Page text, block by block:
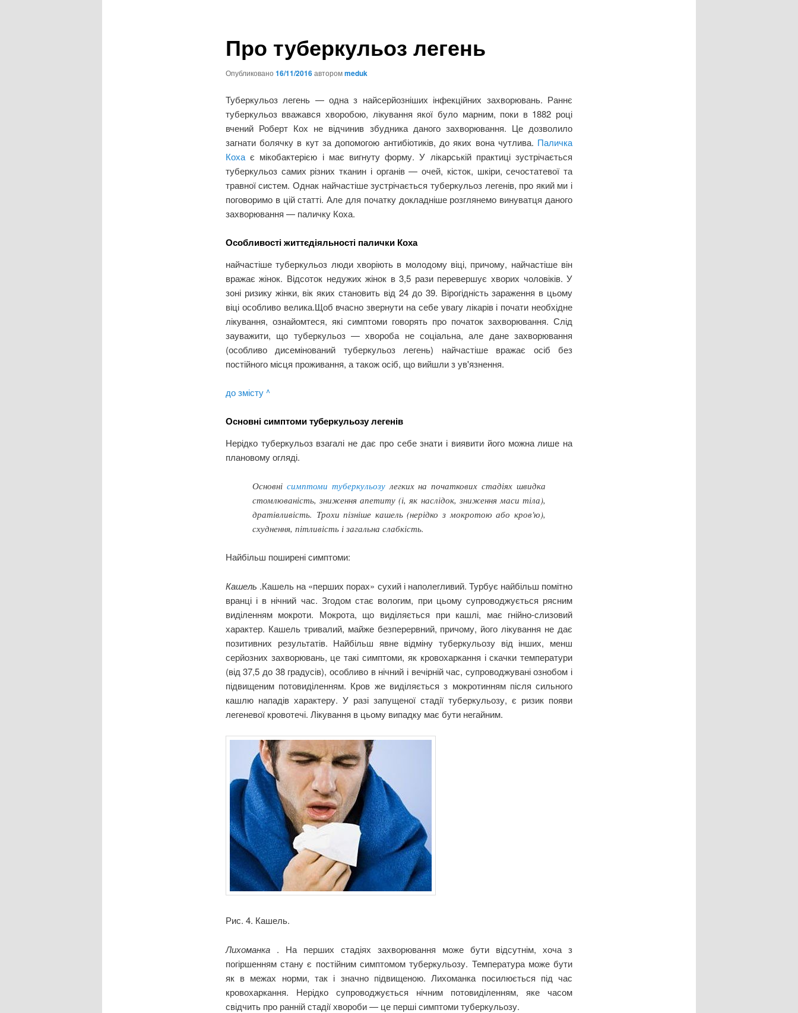
Про туберкульоз легень
Опубликовано 16/11/2016авторомmeduk
Туберкульоз легень — одна з найсерйозніших інфекційних захворювань. Раннє
туберкульоз вважався хворобою, лікування якої було марним, поки в 1882 році
вчений Роберт Кох не відчинив збудника даного захворювання. Це дозволило
загнати болячку в кут за допомогою антибіотиків, до яких вона чутлива. Паличка
Кохає мікобактерією і має вигнуту форму.У лікарській практиці зустрічається
туберкульоз самих різних тканин і органів — очей, кісток, шкіри, сечостатевої та
травної систем. Однак найчастіше зустрічається туберкульоз легенів, про який ми і
поговоримо в цій статті. Але для початку докладніше розглянемо винуватця даного
захворювання — паличку Коха.
Особливості життєдіяльності палички Коха
найчастіше туберкульоз люди хворіють в молодому віці, причому, найчастіше він
вражає жінок. Відсоток недужих жінок в 3,5 рази перевершує хворих чоловіків. У
зоні ризику жінки, вік яких становить від 24 до 39. Вірогідність зараження в цьому
віці особливо велика.Щоб вчасно звернути на себе увагу лікарів і почати необхідне
лікування, ознайомтеся, які симптоми говорять про початок захворювання. Слід
зауважити, що туберкульоз — хвороба не соціальна, але дане захворювання
(особливо дисемінований туберкульоз легень) найчастіше вражає осіб без
постійного місця проживання, а також осіб, що вийшли з ув'язнення.
до змісту ^
Основні симптоми туберкульозу легенів
Нерідко туберкульоз взагалі не дає про себе знати і виявити його можна лише на
плановому огляді.
Основні симптоми туберкульозу легких на початкових стадіях швидка
стомлюваність, зниження апетиту (і, як наслідок, зниження маси тіла),
дратівливість. Трохи пізніше кашель (нерідко з мокротою або кров'ю),
схуднення, пітливість і загальна слабкість.
Найбільш поширені симптоми:
Кашель .Кашель на «перших порах» сухий і наполегливий. Турбує найбільш помітно
вранці і в нічний час. Згодом стає вологим, при цьому супроводжується рясним
виділенням мокроти. Мокрота, що виділяється при кашлі, має гнійно-слизовий
характер. Кашель тривалий, майже безперервний, причому, його лікування не дає
позитивних результатів. Найбільш явне відміну туберкульозу від інших, менш
серйозних захворювань, це такі симптоми, як кровохаркання і скачки температури
(від 37,5 до 38 градусів), особливо в нічний і вечірній час, супроводжувані ознобом і
підвищеним потовиділенням. Кров же виділяється з мокротинням після сильного
кашлю нападів характеру. У разі запущеної стадії туберкульозу, є ризик появи
легеневої кровотечі. Лікування в цьому випадку має бути негайним.
Рис. 4. Кашель.
Лихоманка . На перших стадіях захворювання може бути відсутнім, хоча з
погіршенням стану є постійним симптомом туберкульозу. Температура може бути
як в межах норми, так і значно підвищеною. Лихоманка посилюється під час
кровохаркання. Нерідко супроводжується нічним потовиділенням, яке часом
свідчить про ранній стадії хвороби — це перші симптоми туберкульозу.